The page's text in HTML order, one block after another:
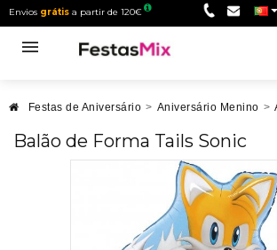
Envios grátis a partir de 120€
Festas de Aniversário > Aniversário Menino >
Balão de Forma Tails Sonic